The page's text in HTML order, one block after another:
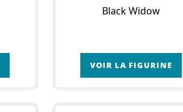
Black Widow
VOIR LA FIGURINE